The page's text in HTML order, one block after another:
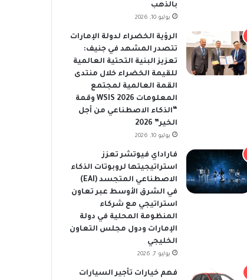
بالذهب
يوليو 10, 2026
الرؤية الخضراء لدولة الإمارات
تتصدر المشهد في جنيف:
تعزيز البنية التحتية العالمية
للقيمة الخضراء خلال منتدى
القمة العالمية لمجتمع
المعلومات WSIS 2026 وقمة
“الذكاء الاصطناعي من أجل
الخير” 2026
يوليو 10, 2026
فاراداي فيوتشر تعزز
استراتيجيتها لروبوتات الذكاء
الاصطناعي المتجسد (EAI)
في الشرق الأوسط عبر تعاون
استراتيجي مع شركاء
المنظومة المحلية في دولة
الإمارات ودول مجلس التعاون
الخليجي
يوليو 7, 2026
فهم خيارات تأجير السيارات